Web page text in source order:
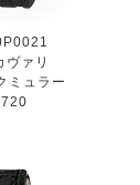
ヴァリ
ミュラー